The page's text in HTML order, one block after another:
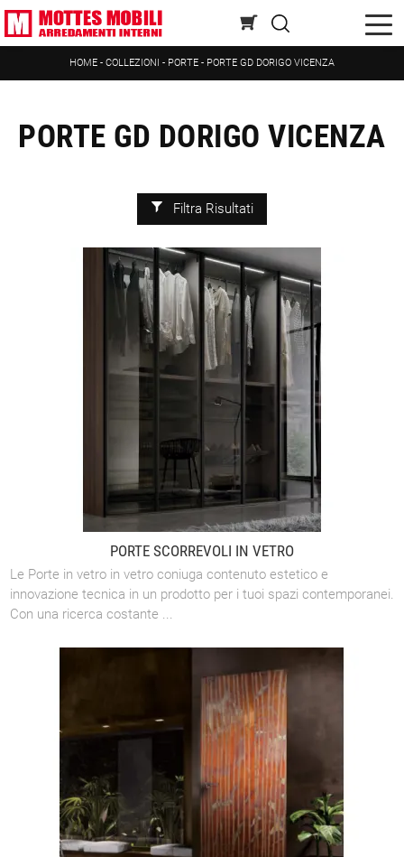
HOME - COLLEZIONI - PORTE - PORTE GD DORIGO VICENZA
PORTE GD DORIGO VICENZA
Filtra Risultati
PORTE SCORREVOLI IN VETRO
Le Porte in vetro in vetro coniuga contenuto estetico e
innovazione tecnica in un prodotto per i tuoi spazi contemporanei.
Con una ricerca costante ...